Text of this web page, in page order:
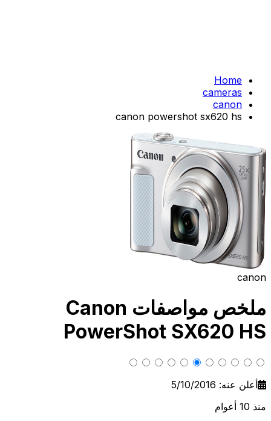
Home
cameras
canon
canon powershot sx620 hs
canon
ملخص مواصفات Canon
PowerShot SX620 HS
أعلن عنه: 5/10/2016
منذ 10 أعوام